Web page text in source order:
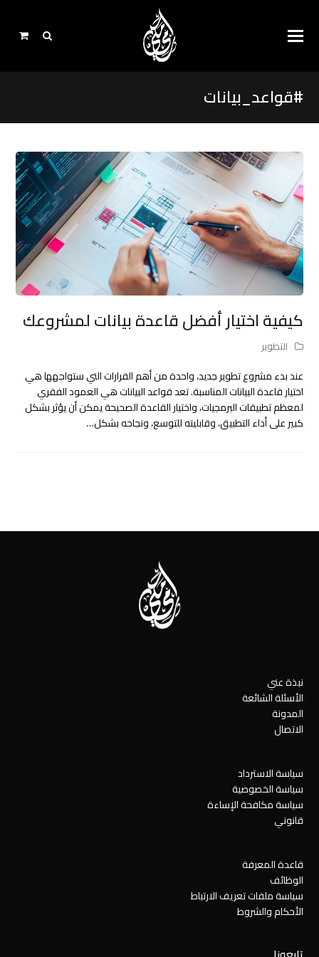
#قواعد_بيانات
كيفية اختيار أفضل قاعدة بيانات لمشروعك
التطوير
عند بدء مشروع تطوير جديد، واحدة من أهم القرارات التي ستواجهها هي
اختيار قاعدة البيانات المناسبة. تعد قواعد البيانات هي العمود الفقري
لمعظم تطبيقات البرمجيات، واختيار القاعدة الصحيحة يمكن أن يؤثر بشكل
كبير على أداء التطبيق، وقابليته للتوسع، ونجاحه بشكل…
نبذة عني
الأسئلة الشائعة
المدونة
الاتصال
سياسة الاسترداد
سياسة الخصوصية
سياسة مكافحة الإساءة
قانوني
قاعدة المعرفة
الوظائف
سياسة ملفات تعريف الارتباط
الأحكام والشروط